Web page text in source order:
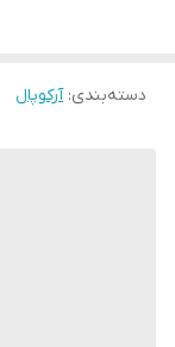
دسته‌بندی:آرکوپال